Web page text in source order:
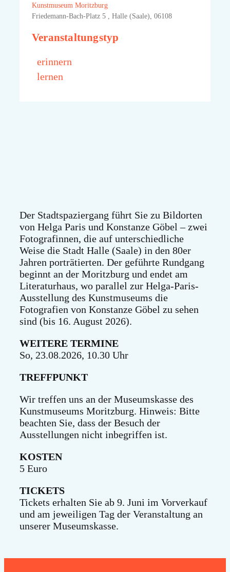
Kunstmuseum Moritzburg
Friedemann-Bach-Platz 5 , Halle (Saale), 06108
Veranstaltungstyp
erinnern
lernen
Der Stadtspaziergang führt Sie zu Bildorten
von Helga Paris und Konstanze Göbel – zwei
Fotografinnen, die auf unterschiedliche
Weise die Stadt Halle (Saale) in den 80er
Jahren porträtierten. Der geführte Rundgang
beginnt an der Moritzburg und endet am
Literaturhaus, wo parallel zur Helga-Paris-
Ausstellung des Kunstmuseums die
Fotografien von Konstanze Göbel zu sehen
sind (bis 16. August 2026).
WEITERE TERMINE
So, 23.08.2026, 10.30 Uhr
TREFFPUNKT
Wir treffen uns an der Museumskasse des
Kunstmuseums Moritzburg. Hinweis: Bitte
beachten Sie, dass der Besuch der
Ausstellungen nicht inbegriffen ist.
KOSTEN
5 Euro
TICKETS
Tickets erhalten Sie ab 9. Juni im Vorverkauf
und am jeweiligen Tag der Veranstaltung an
unserer Museumskasse.